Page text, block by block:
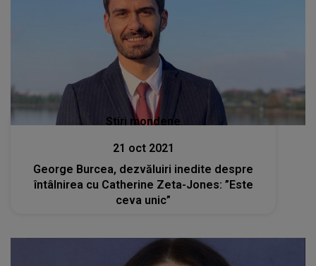
Stiri mondene
21 oct 2021
George Burcea, dezvăluiri inedite despre
întâlnirea cu Catherine Zeta-Jones: ”Este
ceva unic”